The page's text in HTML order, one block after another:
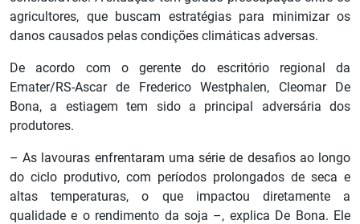
agricultores, que buscam estratégias para minimizar os
danos causados pelas condições climáticas adversas.
De acordo com o gerente do escritório regional da
Emater/RS-Ascar de Frederico Westphalen, Cleomar De
Bona, a estiagem tem sido a principal adversária dos
produtores.
– As lavouras enfrentaram uma série de desafios ao longo
do ciclo produtivo, com períodos prolongados de seca e
altas temperaturas, o que impactou diretamente a
qualidade e o rendimento da soja –, explica De Bona. Ele